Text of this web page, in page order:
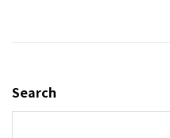
Search